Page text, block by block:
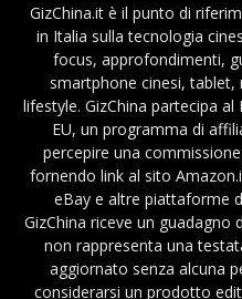
GizChina.it è il punto di
in Italia sulla tecnologia
focus, approfondimenti,
smartphone cinesi,
lifestyle. GizChina partecipa
EU, un programma di
percepire una
fornendo link al sito
eBay e altre piattaforme
GizChina riceve un guadagno
non rappresenta una
aggiornato senza alcuna
considerarsi un prodotto